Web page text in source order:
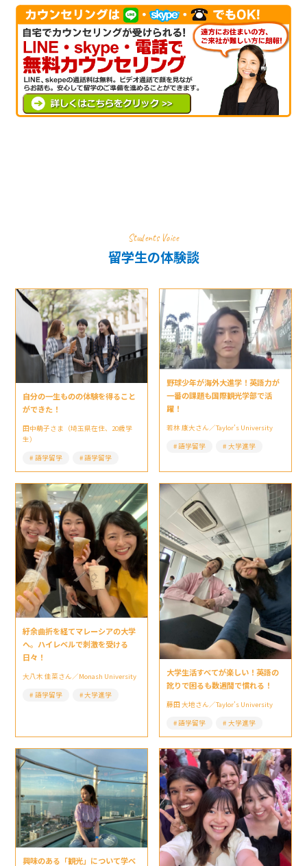
Students Voice
留学生の体験談
自分の一生ものの体験を得ること
ができた！
田中萌子さま（埼玉県在住、20歳学
生）
語学留学
語学留学
野球少年が海外大進学！英語力が
一番の課題も国際観光学部で活
躍！
若林 康大さん／Taylor’s University
語学留学
大学進学
紆余曲折を経てマレーシアの大学
へ。ハイレベルで刺激を受ける
日々！
大八木 佳菜さん／Monash University
語学留学
大学進学
大学生活すべてが楽しい！英語の
訛りで困るも数週間で慣れる！
藤田 大地さん／Taylor’s University
語学留学
大学進学
興味のある「観光」について学べ